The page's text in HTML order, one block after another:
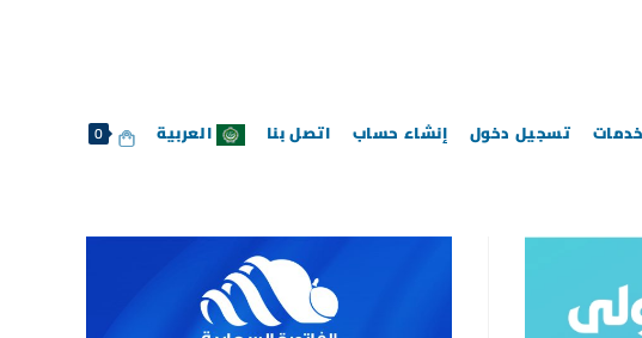
خدمات تسجيل دخول إنشاء حساب اتصل بنا العربية 0